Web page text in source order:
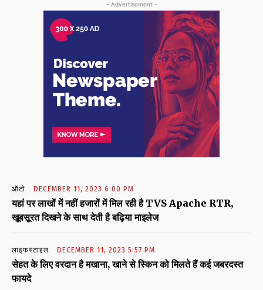
- Advertisement -
ऑटो DECEMBER 11, 2023 6:00 PM
यहां पर लाखों में नहीं हजारों में मिल रही है TVS Apache RTR,
खूबसूरत दिखने के साथ देती है बढ़िया माइलेज
लाइफस्टाइल DECEMBER 11, 2023 5:57 PM
सेहत के लिए वरदान है मखाना, खाने से स्किन को मिलते हैं कई जबरदस्त
फायदे